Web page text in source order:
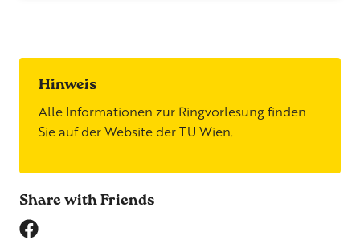
Hinweis
Alle Informationen zur Ringvorlesung finden
Sie auf derWebsite der TU Wien.
Share with Friends